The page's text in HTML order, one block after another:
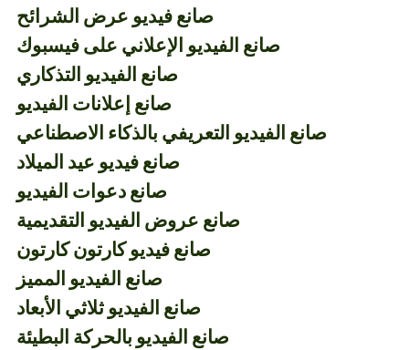
صانع فيديو عرض الشرائح
صانع الفيديو الإعلاني على فيسبوك
صانع الفيديو التذكاري
صانع إعلانات الفيديو
صانع الفيديو التعريفي بالذكاء الاصطناعي
صانع فيديو عيد الميلاد
صانع دعوات الفيديو
صانع عروض الفيديو التقديمية
صانع فيديو كارتون كارتون
صانع الفيديو المميز
صانع الفيديو ثلاثي الأبعاد
صانع الفيديو بالحركة البطيئة